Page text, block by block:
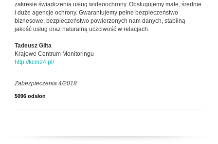
zakresie świadczenia usług wideoochrony. Obsługujemy małe, średnie
i duże agencje ochrony. Gwarantujemy pełne bezpieczeństwo
biznesowe, bezpieczeństwo powierzonych nam danych, stabilną
jakość usług oraz naturalną uczciwość w relacjach.
Tadeusz Glita
Krajowe Centrum Monitoringu
http://kcm24.pl/
Zabezpieczenia 4/2018
5096 odsłon